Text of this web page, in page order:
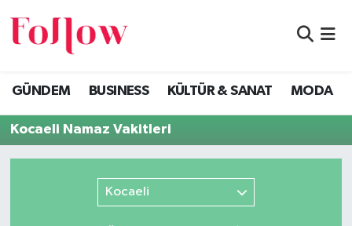
GÜNDEM BUSINESS KÜLTÜR & SANAT MODA
Kocaeli Namaz Vakitleri
Kocaeli
GÜNDEM
BUSINESS
Eskişehir Nöbetçi Eczaneler
Eskişehir Hava Durumu
Eskişehir Trafik Yoğunluk Haritası